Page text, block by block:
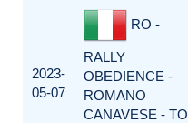
2023-
05-07
RO -
RALLY
OBEDIENCE -
ROMANO
CANAVESE - TO